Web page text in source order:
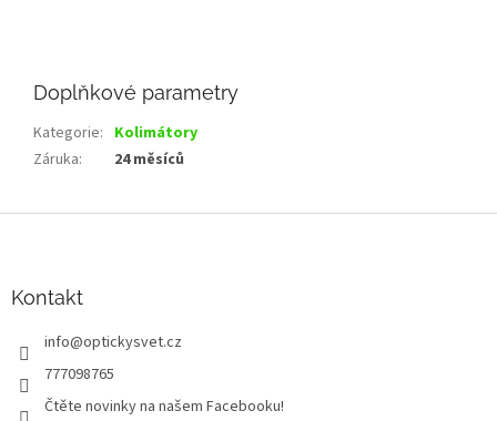
Doplňkové parametry
Kategorie: Kolimátory
Záruka: 24 měsíců
Kontakt
info@optickysvet.cz
777098765
Čtěte novinky na našem Facebooku!